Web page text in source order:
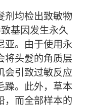
剂均检出致敏物
基因发生永久
亚。由于使用永
将头髮的角质层
会引致过敏反应
躁。此外，草本
，而全部样本的